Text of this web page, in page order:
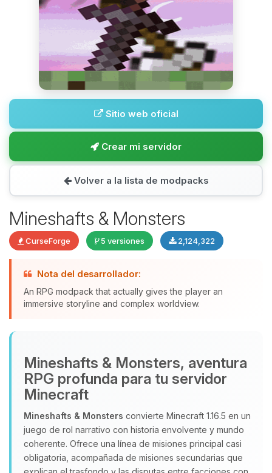
Sitio web oficial
Crear mi servidor
Volver a la lista de modpacks
Mineshafts & Monsters
CurseForge 5 versiones 2,124,322
Nota del desarrollador:
An RPG modpack that actually gives the player an
immersive storyline and complex worldview.
Mineshafts & Monsters, aventura
RPG profunda para tu servidor
Minecraft
Mineshafts & Monsters convierte Minecraft 1.16.5 en un
juego de rol narrativo con historia envolvente y mundo
coherente. Ofrece una línea de misiones principal casi
obligatoria, acompañada de misiones secundarias que
Yupi, por fin alguien con quien
pequenos circuitos para ayudarte.
07/08/2026 03:59